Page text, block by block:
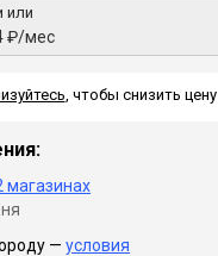
или
₽/мес
, чтобы снизить цену
магазинах
— условия